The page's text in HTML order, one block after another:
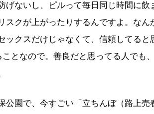
げないし、ピルって毎日同じ時間に
スクが上がったりするんですよ。な
ックスだけじゃなくて、信頼してる
となので。善良だと思ってる人でも
園で、今すごい「立ちんぼ（路上売